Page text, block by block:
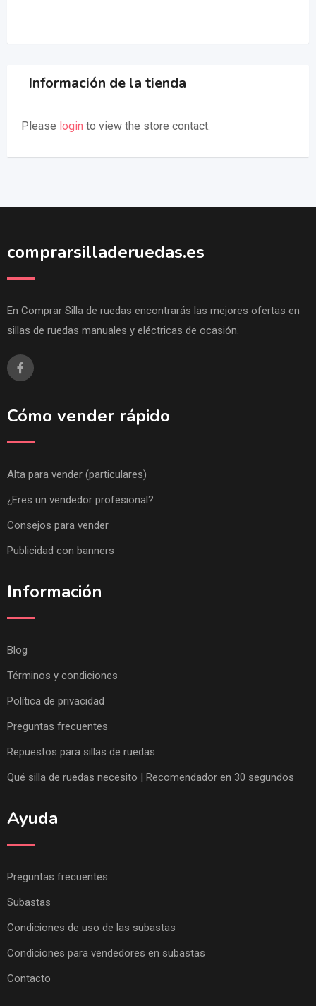
Información de la tienda
Please login to view the store contact.
comprarsilladeruedas.es
En Comprar Silla de ruedas encontrarás las mejores ofertas en
sillas de ruedas manuales y eléctricas de ocasión.
Cómo vender rápido
Alta para vender (particulares)
¿Eres un vendedor profesional?
Consejos para vender
Publicidad con banners
Información
Blog
Términos y condiciones
Política de privacidad
Preguntas frecuentes
Repuestos para sillas de ruedas
Qué silla de ruedas necesito | Recomendador en 30 segundos
Ayuda
Preguntas frecuentes
Subastas
Condiciones de uso de las subastas
Condiciones para vendedores en subastas
Contacto